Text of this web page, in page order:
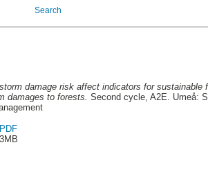
Search
damage risk affect indicators for sustainable
damages to forests. Second cycle, A2E. Umeå:
PDF
3MB